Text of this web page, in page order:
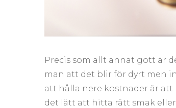
Precis som allt annat gott är
man att det blir för dyrt men
att hålla nere kostnader är
det lätt att hitta rätt smak